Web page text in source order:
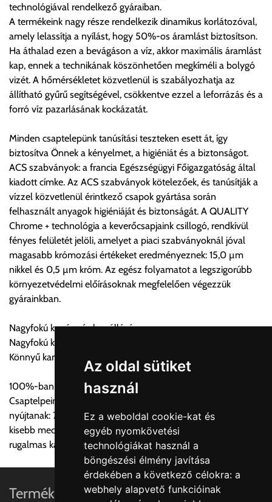
Az oldal sütiket
használ
Ez a weboldal cookie-kat és
egyéb nyomkövetési
technológiákat használ a
böngészési élmény javítása
érdekében a következő célokra: a
webhely alapvető funkcióinak
Cím:1133 Budapest, Váci út 100.
Szállítási díjak:
Az oldalunkon rendelés esetén, amennyiben szállítást is kér,
úgy esetenként több lehetőséget ajánl fel a program. Kérjük, a
vásárolt árú figyelembevételével az önnek megfelelő szállítási
költséget válassza ki.
automatikusan nem ajánl fel szállítási költséget, úgy válassza
a 0.- forintos szállítást, kollégáink megvizsgálják a vásárolt
termék adatait, majd visszaigazolják a szállítás költségét.
Ingyenes szállítási lehetőség nincs!
Egyes termékek súlyát a program nem ismeri, rendelés esetén
a központ igazolja vissza. Amennyiben a költséget az Ön által
gondoltnál magasabb értékben igazoljuk vissza, úgy a
visszaigazolástól számított 24 órán belül a terméket
lemondhatja, vagy kérheti a személyes átvételre való
módosítását.
KERÁMIA TERMÉKEK SZÁLLÍTATÁSA NEM, VAGY CSAK
A MEGRENDELŐ KIFEJEZETT KÉRÉSÉRE ÉS
FELELŐSSÉGÉRE LEHETSÉGES!!
Egyéb leírások:
Budapesti szállítások:
1, Budapestre kért szállítás esetén az általános szállítás
helyett időre történő extra szállítás kérése is lehetséges
egyedi áron. A szállítás megbeszélt időablakban lehetőség
szerint 1 órás intervallumon belüli pontos időpont
megjelöléssel kérhető munkanapokon 09.00 - 15.00 között.
technológiával rendelkező gyáraiban.
A termékeink nagy része rendelkezik dinamikus korlátozóval,
amely lelassítja a nyílást, hogy 50%-os áramlást biztosítson.
Ha áthalad ezen a bevágáson a víz, akkor maximális áramlást
kap, ennek a technikának köszönhetően megkíméli a bolygó
vizét. A hőmérsékletet közvetlenül is szabályozhatja az
állítható gyűrű segítségével, csökkentve ezzel a leforrázás és a
forró víz pazarlásának kockázatát.
Minden csaptelepünk tanúsítási teszteken esett át, így
biztosítva Önnek a kényelmet, a higiéniát és a biztonságot.
ACS szabványok: a francia Egészségügyi Főigazgatóság által
kiadott címke. Az ACS szabványok kötelezőek, és tanúsítják a
vízzel közvetlenül érintkező csapok gyártása során
felhasznált anyagok higiéniáját és biztonságát. A QUALITY
Chrome + technológia a keverőcsapjaink csillogó, rendkívül
fényes felületét jelöli, amelyet a piaci szabványoknál jóval
magasabb krómozási értékeket eredményeznek: 15,0 µm
nikkel és 0,5 µm króm. Az egész folyamatot a legszigorúbb
környezetvédelmi előírásoknak megfelelően végezzük
gyárainkban.
Nagyfokú kopás- és karcállóság
Nagyfokú korrózióállóság
Könnyű karbantarthatóság.
100%-ban integrált gyártás
Csaptelpeink összehasonlíthatatlan megbízhatósági szintet
nyújtanak: 70 bar feletti magas nyomásnak való ellenállás,
kisebb mechanikai kopás, kevesebb vízkőlerakódás: sima,
rugalmas karmozgások a keverő teljes élettartama alatt.
Termékinformációk